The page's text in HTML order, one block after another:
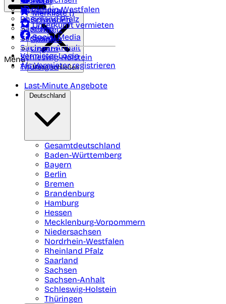
Nordrhein-Westfalen
Rheinland Pfalz
Saarland
Sachsen
Sachsen-Anhalt
Schleswig-Holstein
Thüringen
Portugal
Schweden
Schweiz
Spanien
Ungarn
Merkliste ()
Unterkunft vermieten
Social Media
Vermieter-Login
Als Vermieter registrieren
Menü
Menü schließen
Last-Minute Angebote
Deutschland
Gesamtdeutschland
Baden-Württemberg
Bayern
Berlin
Bremen
Brandenburg
Hamburg
Hessen
Mecklenburg-Vorpommern
Niedersachsen
Nordrhein-Westfalen
Rheinland Pfalz
Saarland
Sachsen
Sachsen-Anhalt
Schleswig-Holstein
Thüringen